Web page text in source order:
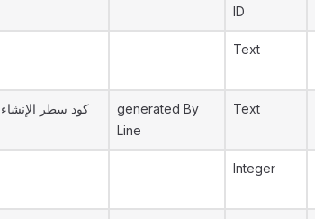
ID
Text
كود سطر الإنشاء
generated By
Line
Text
Integer